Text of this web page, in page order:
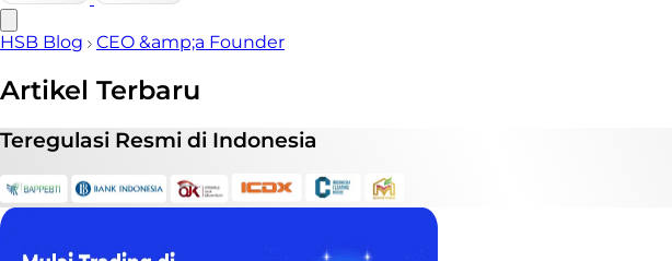
HSB Blog CEO &amp;a Founder
Artikel Terbaru
Teregulasi Resmi di Indonesia